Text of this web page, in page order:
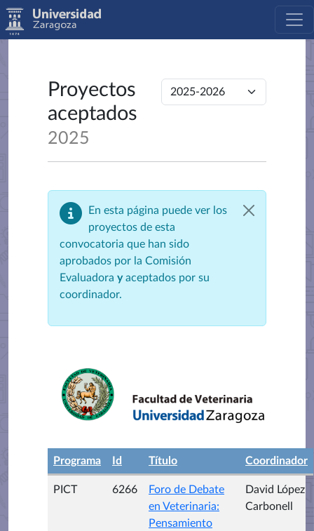
Proyectos
aceptados
2025
En esta página puede ver los
proyectos de esta
convocatoria que han sido
aprobados por la Comisión
Evaluadora yaceptados por su
coordinador.
Programa Id Título Coordinador
PICT 6266
Foro de Debate
en Veterinaria:
Pensamiento
David López
Carbonell